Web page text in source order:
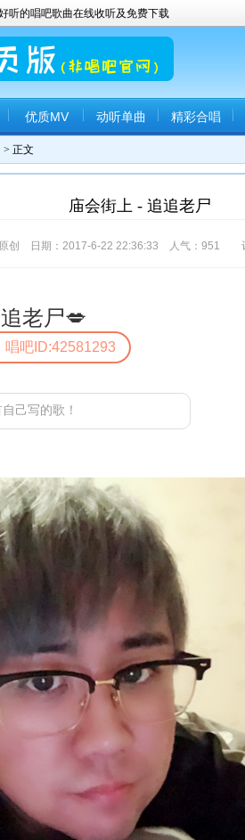
听的唱吧歌曲在线收听及免费下载
优质MV 动听单曲 精彩合唱
> 正文
庙会街上 - 追追老尸
创 日期：2017-6-22 22:36:33 人气： 951 评
老尸💋
唱吧ID:42581293
己写的歌！